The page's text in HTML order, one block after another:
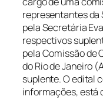
representantes
pela Secretária
respectivos
pela Comissão de
do Rio de Janeiro
suplente. O edital
informações, está